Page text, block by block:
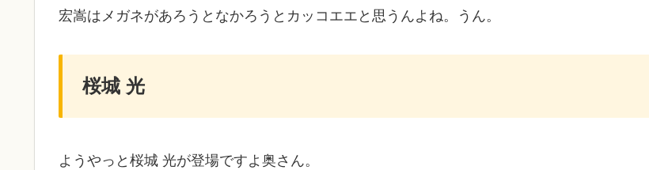
宏嵩はメガネがあろうとなかろうとカッコエエと思うんよね。うん。
桜城 光
ようやっと桜城 光が登場ですよ奥さん。